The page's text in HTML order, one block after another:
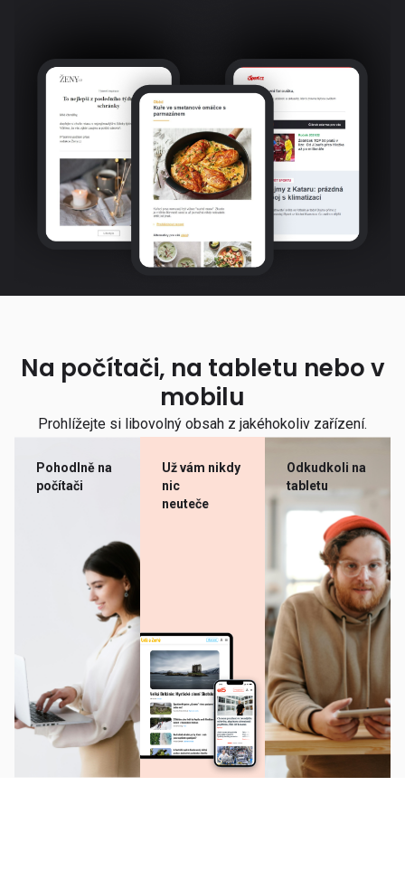
Na počítači, na tabletu nebo v
mobilu
Prohlížejte si libovolný obsah z jakéhokoliv zařízení.
Pohodlně na
počítači
Už vám nikdy
nic
neuteče
Odkudkoli na
tabletu